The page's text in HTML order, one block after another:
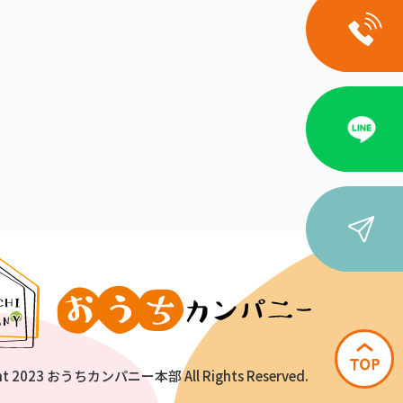
2023 おうちカンパニー本部 All Rights Reserved.